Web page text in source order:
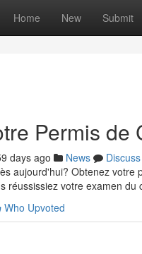
Home New Submit
Permis de
days ago News
Discuss
aujourd'hui? Obtenez
réussissiez votre examen du
Who Upvoted